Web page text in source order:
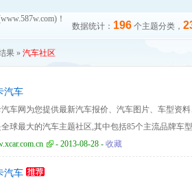
！
数据统计： 196 个主题分类，
果 » 汽车社区
汽车
车网为您提供最新汽车报价、汽车图片、车型资
全球最大的汽车主题社区,其中包括85个主流品牌车
- 2013-08-28 - 收藏
汽车